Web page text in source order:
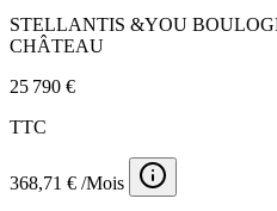
STELLANTIS &YOU
CHÂTEAU
25 790 €
TTC
368,71 € /Mois